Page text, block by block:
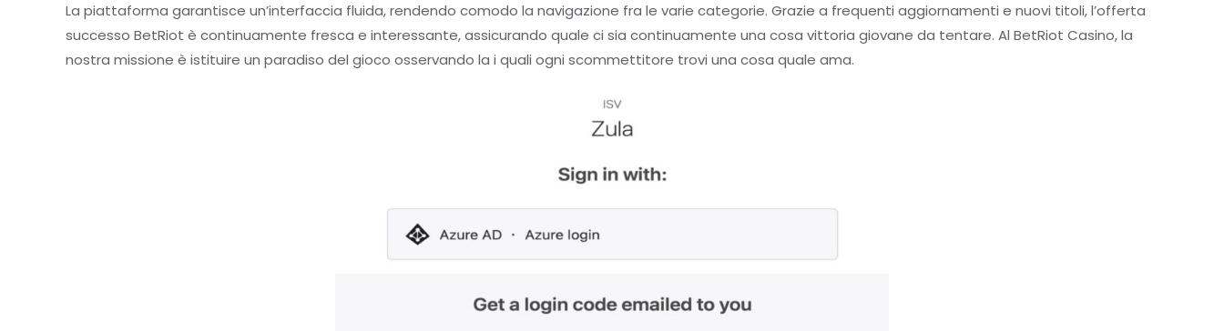
La piattaforma garantisce un’interfaccia fluida, rendendo comodo la navigazione fra le varie categorie. Grazie a frequenti aggiornamenti e nuovi titoli, l’offerta
successo BetRiot è continuamente fresca e interessante, assicurando quale ci sia continuamente una cosa vittoria giovane da tentare. Al BetRiot Casino, la
nostra missione è istituire un paradiso del gioco osservando la i quali ogni scommettitore trovi una cosa quale ama.